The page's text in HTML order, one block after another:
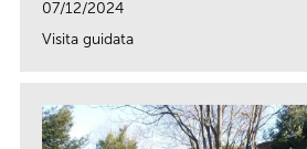
07/12/2024
Visita guidata